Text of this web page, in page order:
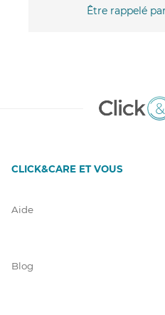
Être rappelé
CLICK&CARE ET VOUS
Aide
Blog